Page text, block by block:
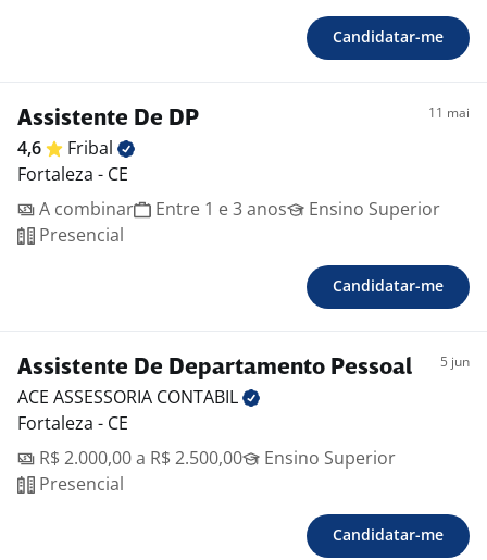
Candidatar-me
Assistente De DP 11 mai
4,6
Fribal
Fortaleza - CE
A combinar
Entre 1 e 3 anos
Ensino Superior
Presencial
Candidatar-me
Assistente De Departamento Pessoal 5 jun
ACE ASSESSORIA CONTABIL
Fortaleza - CE
R$ 2.000,00 a R$ 2.500,00
Ensino Superior
Presencial
Candidatar-me